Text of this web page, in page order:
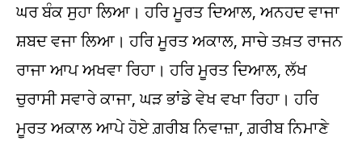
ਘਰ ਬੰਕ ਸੁਹਾ ਲਿਆ। ਹਰਿ ਮੂਰਤ ਦਿਆਲ, ਅਨਹਦ ਵਾਜਾ
ਸ਼ਬਦ ਵਜਾ ਲਿਆ। ਹਰਿ ਮੂਰਤ ਅਕਾਲ, ਸਾਚੇ ਤਖ਼ਤ ਰਾਜਨ
ਰਾਜਾ ਆਪ ਅਖਵਾ ਰਿਹਾ। ਹਰਿ ਮੂਰਤ ਦਿਆਲ, ਲੱਖ
ਚੁਰਾਸੀ ਸਵਾਰੇ ਕਾਜਾ, ਘੜ ਭਾਂਡੇ ਵੇਖ ਵਖਾ ਰਿਹਾ। ਹਰਿ
ਮੂਰਤ ਅਕਾਲ ਆਪੇ ਹੋਏ ਗ਼ਰੀਬ ਨਿਵਾਜ਼ਾ, ਗ਼ਰੀਬ ਨਿਮਾਣੇ